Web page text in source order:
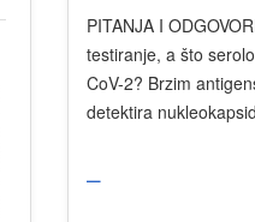
PITANJA I
testiranje, a što
CoV-2? Brzim
detektira